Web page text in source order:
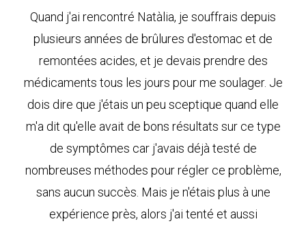
Quand j'ai rencontré Natàlia, je souffrais depuis
plusieurs années de brûlures d'estomac et de
remontées acides, et je devais prendre des
médicaments tous les jours pour me soulager. Je
dois dire que j'étais un peu sceptique quand elle
m'a dit qu'elle avait de bons résultats sur ce type
de symptômes car j'avais déjà testé de
nombreuses méthodes pour régler ce problème,
sans aucun succès. Mais je n'étais plus à une
expérience près, alors j'ai tenté et aussi